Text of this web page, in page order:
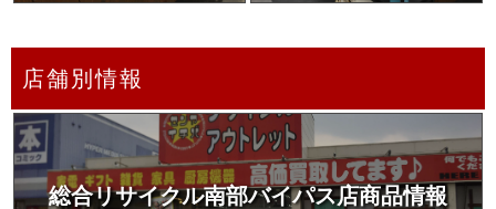
店舗別情報
総合リサイクル南部バイパス店商品情報